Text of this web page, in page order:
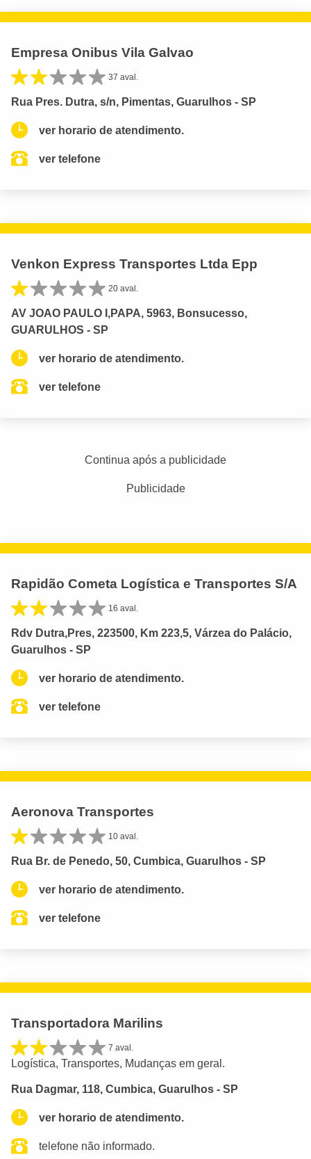
Empresa Onibus Vila Galvao
37 aval.
Rua Pres. Dutra, s/n, Pimentas, Guarulhos - SP
ver horario de atendimento.
ver telefone
Venkon Express Transportes Ltda Epp
20 aval.
AV JOAO PAULO I,PAPA, 5963, Bonsucesso,
GUARULHOS - SP
ver horario de atendimento.
ver telefone
Continua após a publicidade
Publicidade
Rapidão Cometa Logística e Transportes S/A
16 aval.
Rdv Dutra,Pres, 223500, Km 223,5, Várzea do Palácio,
Guarulhos - SP
ver horario de atendimento.
ver telefone
Aeronova Transportes
10 aval.
Rua Br. de Penedo, 50, Cumbica, Guarulhos - SP
ver horario de atendimento.
ver telefone
Transportadora Marilins
7 aval.
Logística, Transportes, Mudanças em geral.
Rua Dagmar, 118, Cumbica, Guarulhos - SP
ver horario de atendimento.
telefone não informado.